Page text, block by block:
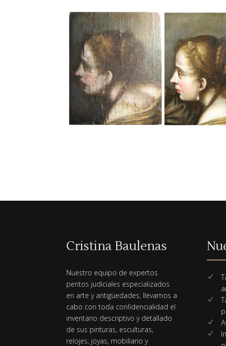
Cristina Baulenas
Nuestro equipo de expertos
peritos judiciales especializados
en arte y antigüedades, llevamos a
cabo con toda confidencialidad el
inventario descriptivo y detallado
de sus pinturas, esculturas,
relojes, joyas, mobiliario y
N
N
N
N